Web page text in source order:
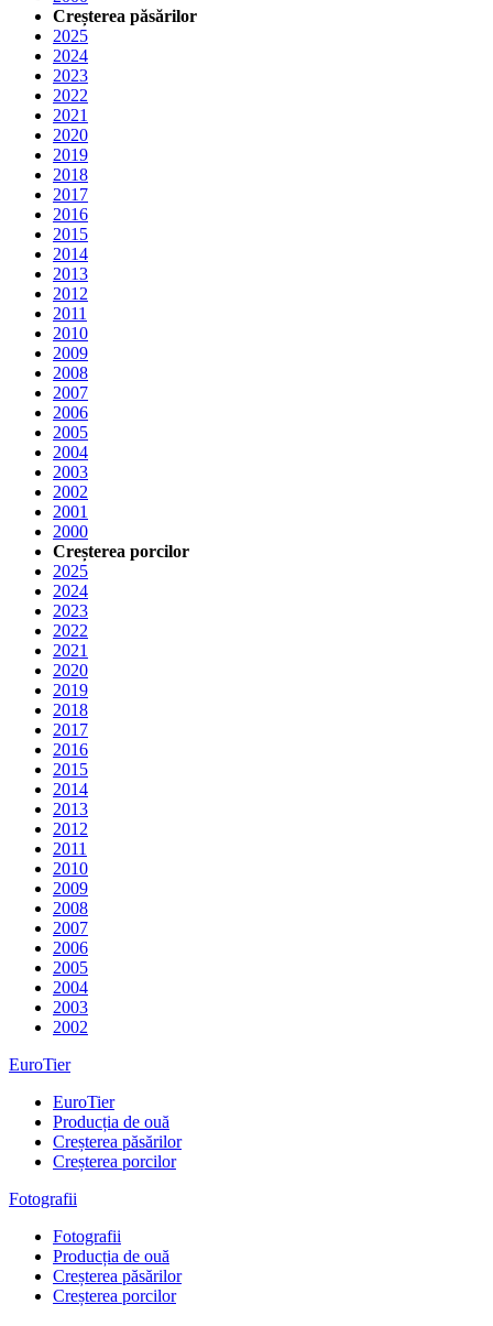
Creșterea păsărilor
2025
2024
2023
2022
2021
2020
2019
2018
2017
2016
2015
2014
2013
2012
2011
2010
2009
2008
2007
2006
2005
2004
2003
2002
2001
2000
Creșterea porcilor
2025
2024
2023
2022
2021
2020
2019
2018
2017
2016
2015
2014
2013
2012
2011
2010
2009
2008
2007
2006
2005
2004
2003
2002
EuroTier
EuroTier
Producția de ouă
Creșterea păsărilor
Creșterea porcilor
Fotografii
Fotografii
Producția de ouă
Creșterea păsărilor
Creșterea porcilor